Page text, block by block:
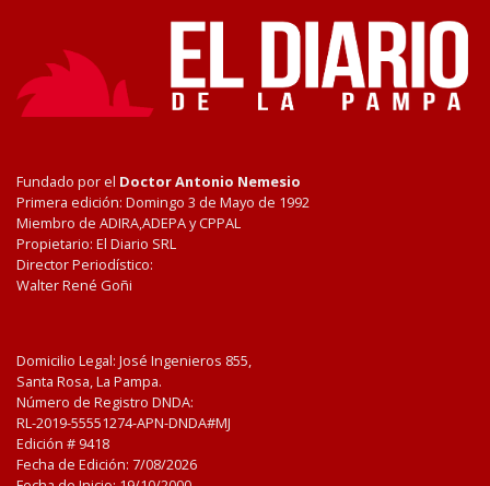
Fundado por el Doctor Antonio Nemesio
Primera edición: Domingo 3 de Mayo de 1992
Miembro de ADIRA,ADEPA y CPPAL
Propietario: El Diario SRL
Director Periodístico:
Walter René Goñi
Domicilio Legal: José Ingenieros 855,
Santa Rosa, La Pampa.
Número de Registro DNDA:
RL-2019-55551274-APN-DNDA#MJ
Edición # 9418
Fecha de Edición: 7/08/2026